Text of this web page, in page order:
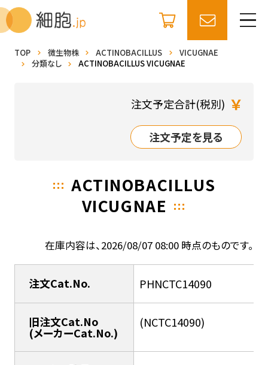
TOP 微生物株 ACTINOBACILLUS
VICUGNAE
分類なし
ACTINOBACILLUS VICUGNAE
注文予定合計(税別) ￥
注文予定を見る
ACTINOBACILLUS
VICUGNAE
在庫内容は、2026/08/07 08:00 時点のものです。
注文Cat.No. PHNCTC14090
旧注文Cat.No
(メーカーCat.No.)
(NCTC14090)